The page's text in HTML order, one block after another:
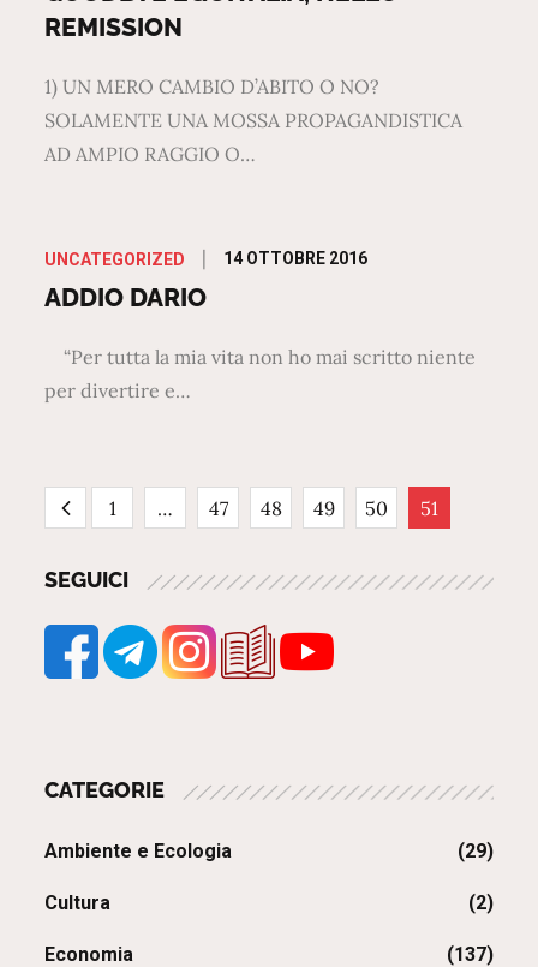
REMISSION
1) UN MERO CAMBIO D’ABITO O NO?
SOLAMENTE UNA MOSSA PROPAGANDISTICA
AD AMPIO RAGGIO O…
UNCATEGORIZED
Posted
14 OTTOBRE 2016
ADDIO DARIO
“Per tutta la mia vita non ho mai scritto niente
per divertire e…
Paginazione
degli
articoli
1 … 47 48 49 50 51
SEGUICI
CATEGORIE
Ambiente e Ecologia (29)
Cultura (2)
Economia (137)